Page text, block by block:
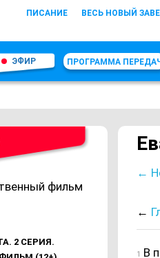
ПИСАНИЕ ВЕСЬ НОВЫЙ
ЭФИР ПРОГРАММА ПЕРЕДАЧ
фильм
2 СЕРИЯ.
←
←
1
В